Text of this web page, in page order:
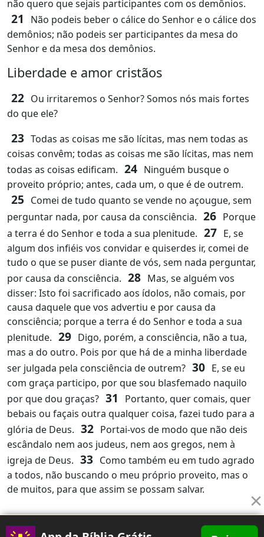
não quero que sejais participantes com os demônios.
21
Não podeis beber o cálice do Senhor e o cálice dos
demônios; não podeis ser participantes da mesa do
Senhor e da mesa dos demônios.
Liberdade e amor cristãos
22 Ou irritaremos o Senhor? Somos nós mais fortes
do que ele?
23 Todas as coisas me são lícitas, mas nem todas as
coisas convêm; todas as coisas me são lícitas, mas nem
todas as coisas edificam. 24 Ninguém busque o
proveito próprio; antes, cada um, o que é de outrem.
25 Comei de tudo quanto se vende no açougue, sem
perguntar nada, por causa da consciência. 26 Porque
a terra é do Senhor e toda a sua plenitude. 27 E, se
algum dos infiéis vos convidar e quiserdes ir, comei de
tudo o que se puser diante de vós, sem nada perguntar,
por causa da consciência. 28 Mas, se alguém vos
disser: Isto foi sacrificado aos ídolos, não comais, por
causa daquele que vos advertiu e por causa da
consciência; porque a terra é do Senhor e toda a sua
plenitude. 29 Digo, porém, a consciência, não a tua,
mas a do outro. Pois por que há de a minha liberdade
ser julgada pela consciência de outrem? 30 E, se eu
com graça participo, por que sou blasfemado naquilo
por que dou graças? 31
Portanto, quer comais, quer
bebais ou façais outra qualquer coisa, fazei tudo para a
glória de Deus. 32 Portai-vos de modo que não deis
escândalo nem aos judeus, nem aos gregos, nem à
igreja de Deus. 33 Como também eu em tudo agrado
a todos, não buscando o meu próprio proveito, mas o
de muitos, para que assim se possam salvar.
×